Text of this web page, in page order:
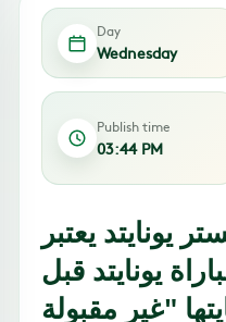
Day
Wednesday
Publish time
03:44 PM
يونايتد يعتبر
يونايتد قبل